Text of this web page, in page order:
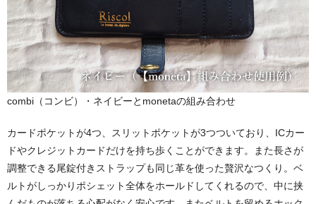
combi（コンビ）・ネイビーとmonetaの組み合わせ
カードポケットが4つ、スリットポケットが3つついており、ICカー
ドやクレジットカードだけを持ち歩くことができます。また長さが
調整できる尾錠付きストラップも同じ革を使った贅沢なつくり。ベ
ルトがしっかりポシェット全体をホールドしてくれるので、中に挟